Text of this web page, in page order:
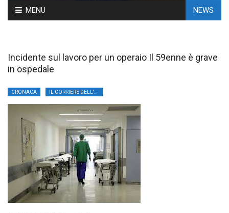
Skip
to
MENU NEWS
Incidente sul lavoro per un operaio Il 59enne è grave
in ospedale
CRONACA